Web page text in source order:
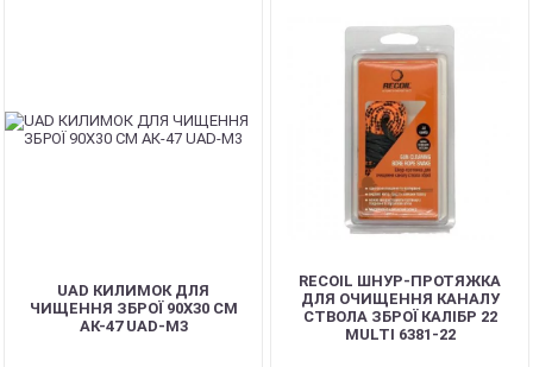
UAD КИЛИМОК ДЛЯ
ЧИЩЕННЯ ЗБРОЇ 90Х30 СМ
АК-47 UAD-M3
RECOIL ШНУР-ПРОТЯЖКА
ДЛЯ ОЧИЩЕННЯ КАНАЛУ
СТВОЛА ЗБРОЇ КАЛІБР 22
MULTI 6381-22